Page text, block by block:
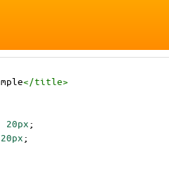
</title>
20px;
20px;